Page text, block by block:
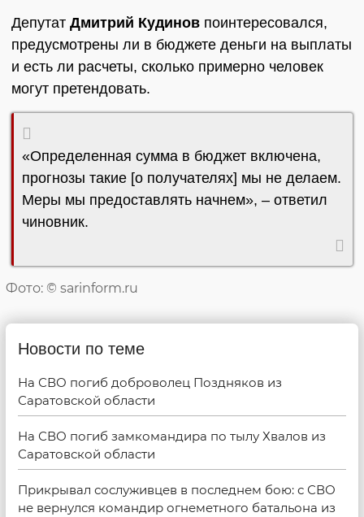
Депутат Дмитрий Кудинов поинтересовался,
предусмотрены ли в бюджете деньги на выплаты
и есть ли расчеты, сколько примерно человек
могут претендовать.
«Определенная сумма в бюджет включена,
прогнозы такие [о получателях] мы не делаем.
Меры мы предоставлять начнем», – ответил
чиновник.
Фото: © sarinform.ru
Новости по теме
На СВО погиб доброволец Поздняков из
Саратовской области
На СВО погиб замкомандира по тылу Хвалов из
Саратовской области
Прикрывал сослуживцев в последнем бою: с СВО
не вернулся командир огнеметного батальона из